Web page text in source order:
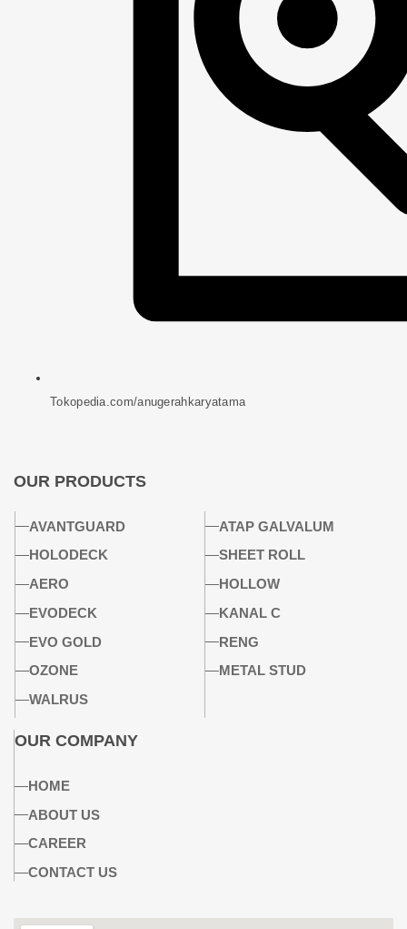
Tokopedia.com/anugerahkaryatama
OUR PRODUCTS
AVANTGUARD
HOLODECK
AERO
EVODECK
EVO GOLD
OZONE
WALRUS
ATAP GALVALUM
SHEET ROLL
HOLLOW
KANAL C
RENG
METAL STUD
OUR COMPANY
HOME
ABOUT US
CAREER
CONTACT US